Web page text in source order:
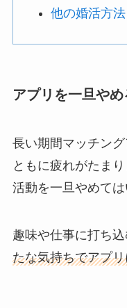
他の婚活方
アプリを一旦や
長い期間マッチン
ともに疲れがたま
活動を一旦やめては
趣味や仕事に打ち
たな気持ちでアプ